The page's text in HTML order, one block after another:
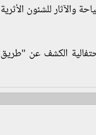
والآثار للشئون الأثرية
الكشف عن "طريق